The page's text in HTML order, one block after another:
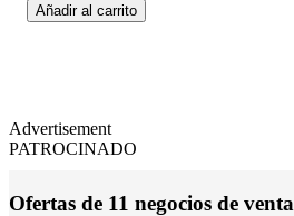
Añadir al carrito
Advertisement
PATROCINADO
Ofertas de 11 negocios de venta